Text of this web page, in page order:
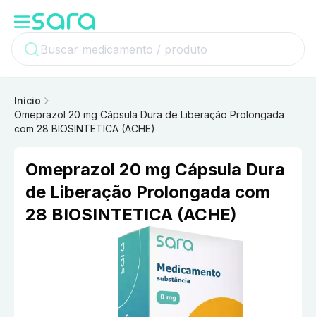
Início
Omeprazol 20 mg Cápsula Dura de Liberação Prolongada
com 28 BIOSINTETICA (ACHE)
Omeprazol 20 mg Cápsula Dura
de Liberação Prolongada com
28 BIOSINTETICA (ACHE)